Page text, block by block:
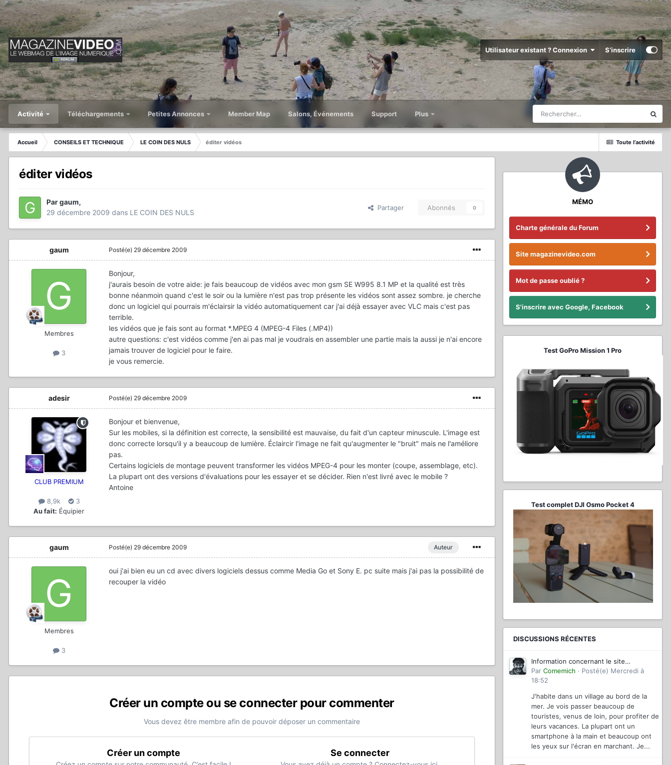
Utilisateur existant ? Connexion S’inscrire
Activité Téléchargements Petites Annonces Member Map Salons, Événements Support Plus
Toute l’activité
Accueil CONSEILS ET TECHNIQUE LE COIN DES NULS éditer vidéos
éditer vidéos
Pargaum,
29 décembre 2009 dans LE COIN DES NULS
Partager Abonnés 0
gaum
Membres
3
Posté(e) 29 décembre 2009
Bonjour,
j'aurais besoin de votre aide: je fais beaucoup de vidéos avec mon gsm SE W995 8.1 MP et la qualité est très
bonne néanmoin quand c'est le soir ou la lumière n'est pas trop présente les vidéos sont assez sombre. je cherche
donc un logiciel qui pourrais m'éclairsir la vidéo automatiquement car j'ai déjà essayer avec VLC mais c'est pas
terrible.
les vidéos que je fais sont au format *.MPEG 4 (MPEG-4 Files (.MP4))
autre questions: c'est vidéos comme j'en ai pas mal je voudrais en assembler une partie mais la aussi je n'ai encore
jamais trouver de logiciel pour le faire.
je vous remercie.
adesir
CLUB PREMIUM
8,9k
3
Au fait: Équipier
Posté(e) 29 décembre 2009
Bonjour et bienvenue,
Sur les mobiles, si la définition est correcte, la sensibilité est mauvaise, du fait d'un capteur minuscule. L'image est
donc correcte lorsqu'il y a beaucoup de lumière. Éclaircir l'image ne fait qu'augmenter le "bruit" mais ne l'améliore
pas.
Certains logiciels de montage peuvent transformer les vidéos MPEG-4 pour les monter (coupe, assemblage, etc).
La plupart ont des versions d'évaluations pour les essayer et se décider. Rien n'est livré avec le mobile ?
Antoine
gaum
Membres
3
Auteur
Posté(e) 29 décembre 2009
oui j'ai bien eu un cd avec divers logiciels dessus comme Media Go et Sony E. pc suite mais j'ai pas la possibilité de
recouper la vidéo
Créer un compte ou se connecter pour commenter
Vous devez être membre afin de pouvoir déposer un commentaire
Créer un compte Se connecter
MÉMO
Charte générale du Forum
Site magazinevideo.com
Mot de passe oublié ?
S'inscrire avec Google, Facebook
Test GoPro Mission 1 Pro
Test complet DJI Osmo Pocket 4
DISCUSSIONS RÉCENTES
Information concernant le site
magazinevideo
Par Comemich · Posté(e) Mercredi à
18:52
J'habite dans un village au bord de la
mer. Je vois passer beaucoup de
touristes, venus de loin, pour profiter de
leurs vacances. La plupart ont un
smartphone à la main et beaucoup ont
les yeux sur l'écran en marchant. Je...